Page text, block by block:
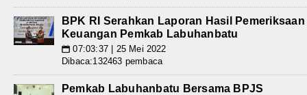
BPK RI Serahkan Laporan Hasil Pemeriksaan
Keuangan Pemkab Labuhanbatu
📅 07:03:37 | 25 Mei 2022
Dibaca:132463 pembaca
Pemkab Labuhanbatu Bersama BPJS